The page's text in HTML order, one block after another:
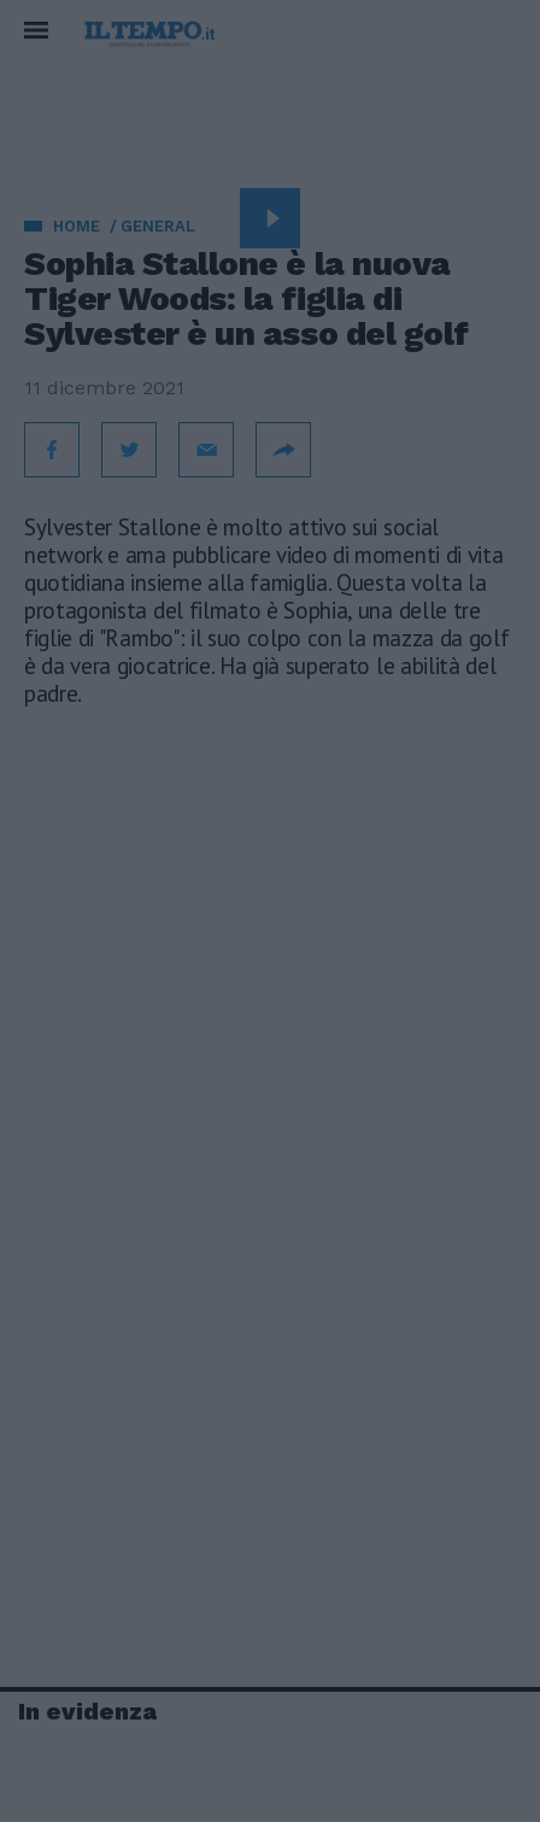
HOME GENERAL
Sophia Stallone è la nuova
Tiger Woods: la figlia di
Sylvester è un asso del golf
11 dicembre 2021
Sylvester Stallone è molto attivo sui social
network e ama pubblicare video di momenti di vita
quotidiana insieme alla famiglia. Questa volta la
protagonista del filmato è Sophia, una delle tre
figlie di "Rambo": il suo colpo con la mazza da golf
è da vera giocatrice. Ha già superato le abilità del
padre.
In evidenza